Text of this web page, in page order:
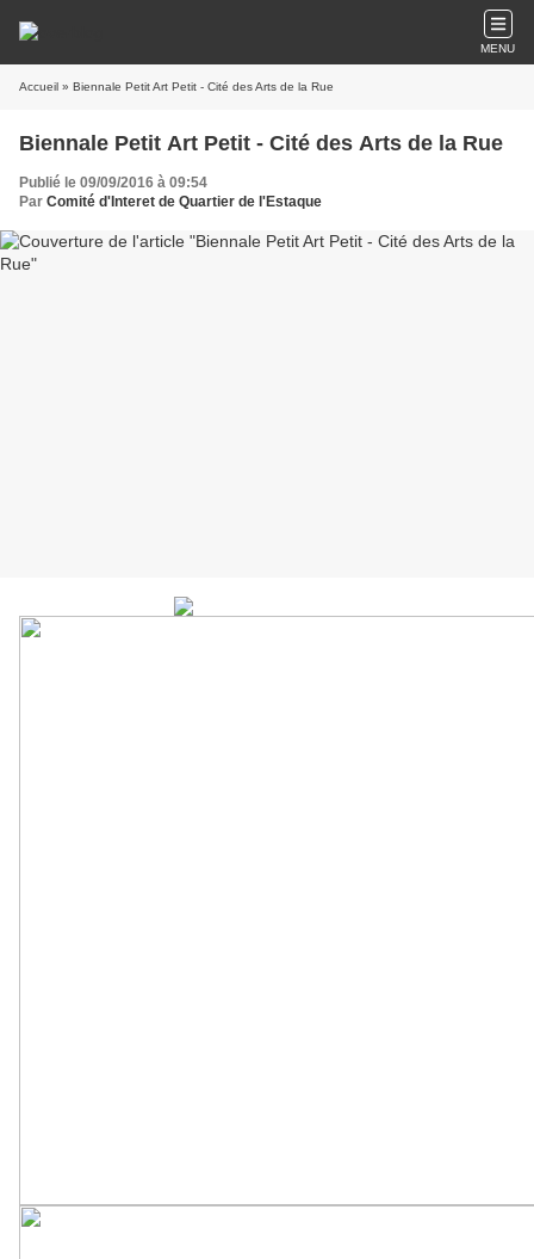
MENU
Accueil » Biennale Petit Art Petit - Cité des Arts de la Rue
Biennale Petit Art Petit - Cité des Arts de la Rue
Publié le 09/09/2016 à 09:54
Par Comité d'Interet de Quartier de l'Estaque